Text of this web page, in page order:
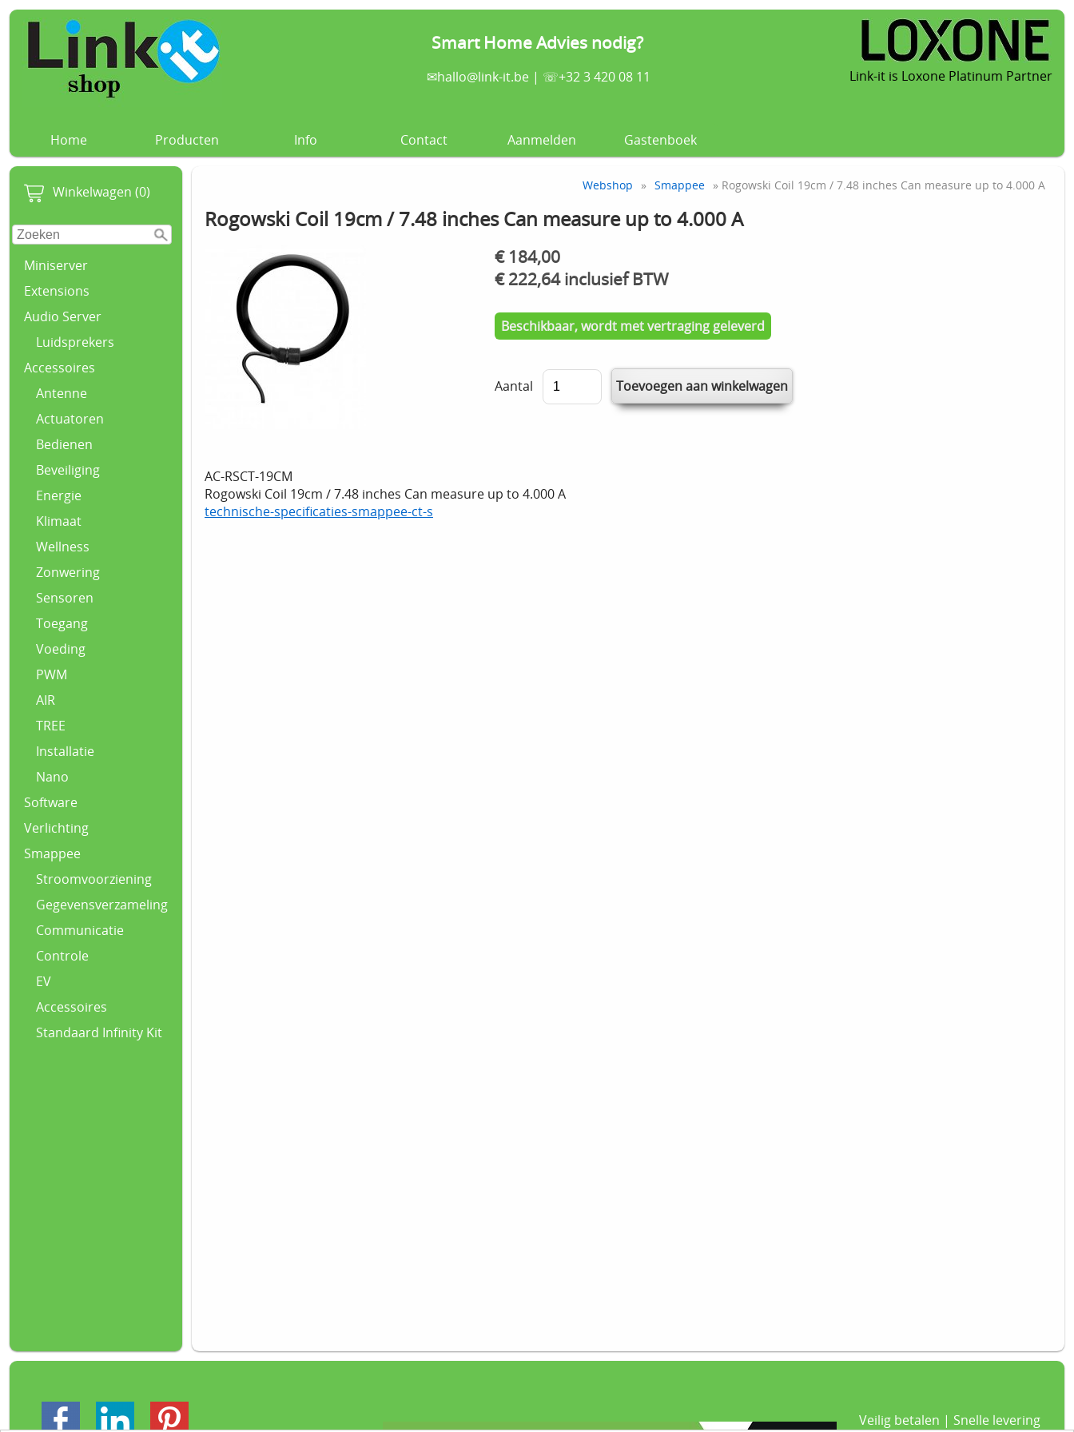
Smart Home Advies nodig?
✉hallo@link-it.be | ☏+32 3 420 08 11 Link-it is Loxone Platinum Partner
Home Producten Info Contact Aanmelden Gastenboek
Winkelwagen (0)
Miniserver
Extensions
Audio Server
Luidsprekers
Accessoires
Antenne
Actuatoren
Bedienen
Beveiliging
Energie
Klimaat
Wellness
Zonwering
Sensoren
Toegang
Voeding
PWM
AIR
TREE
Installatie
Nano
Software
Verlichting
Smappee
Stroomvoorziening
Gegevensverzameling
Communicatie
Controle
EV
Accessoires
Standaard Infinity Kit
Webshop » Smappee » Rogowski Coil 19cm / 7.48 inches Can measure up to 4.000 A
Rogowski Coil 19cm / 7.48 inches Can measure up to 4.000 A
€ 184,00
€ 222,64 inclusief BTW
Beschikbaar, wordt met vertraging geleverd
Aantal
AC-RSCT-19CM
Rogowski Coil 19cm / 7.48 inches Can measure up to 4.000 A
technische-specificaties-smappee-ct-s
Veilig betalen | Snelle levering